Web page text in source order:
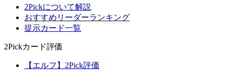
2Pickについて解説
おすすめリーダーランキング
提示カード一覧
2Pickカード評価
【エルフ】2Pick評価